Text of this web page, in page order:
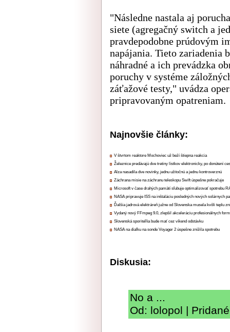
"Následne nastala aj
siete (agregačný switch a
pravdepodobne prúdovým
napájania. Tieto zariadenia
náhradné a ich prevádzka
poruchy v systéme
záťažové testy," uvádza
pripravovaným opatreniam.
Najnovšie články:
V štvrtom reaktore Mochoviec už beží štiepna reakcia
Železnice predávajú dve tretiny lístkov elektronicky, po donútení
Alza nasadila dve novinky, jednu užitočnú a jednu kontroverznú
Záchrana misie na záchranu teleskopu Swift úspešne pokračuje
Microsoft v čase drahých pamätí sľubuje optimalizovať spotrebu
NASA pripravuje ISS na inštaláciu posledných nových solárnych
Ďalšia jadrová elektráreň južne od Slovenska musela kvôli teplu
Vydaný nový FFmpeg 9.0, zlepšil akceleráciu profesionálnych
Slovenská sporiteľňa bude mať cez víkend odstávku
NASA na diaľku na sonde Voyager 2 úspešne znížila spotrebu
Diskusia:
No a ...
Od: lolopol |